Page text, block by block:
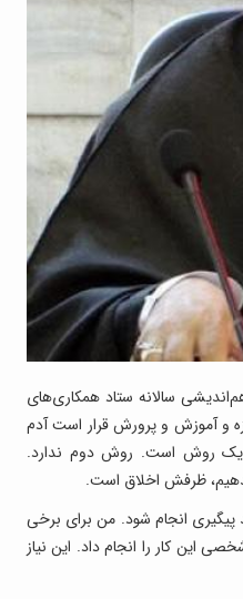
نشست هم‌اندیشی سالانه ستاد همکاری‌های
و آموزش‌ و پرورش قرار است آدم
یک روش است. روش دوم ندارد.
ظرفش اخلاق است.
پیگیری انجام شود. من برای برخی
شخصی این کار را انجام داد. این نیاز